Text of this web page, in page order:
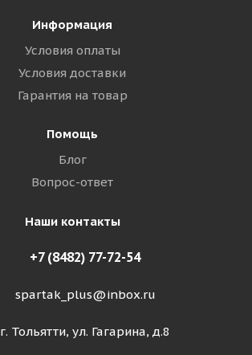
Информация
Условия оплаты
Условия доставки
Гарантия на товар
Помощь
Блог
Вопрос-ответ
Наши контакты
+7 (8482) 77-72-54
spartak_plus@inbox.ru
г. Тольятти, ул. Гагарина, д.8